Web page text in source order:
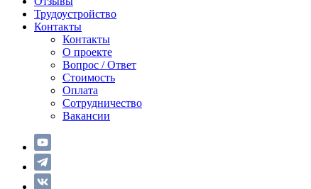
Трудоустройство
Контакты
Контакты
О проекте
Вопрос / Ответ
Стоимость
Оплата
Сотрудничество
Вакансии